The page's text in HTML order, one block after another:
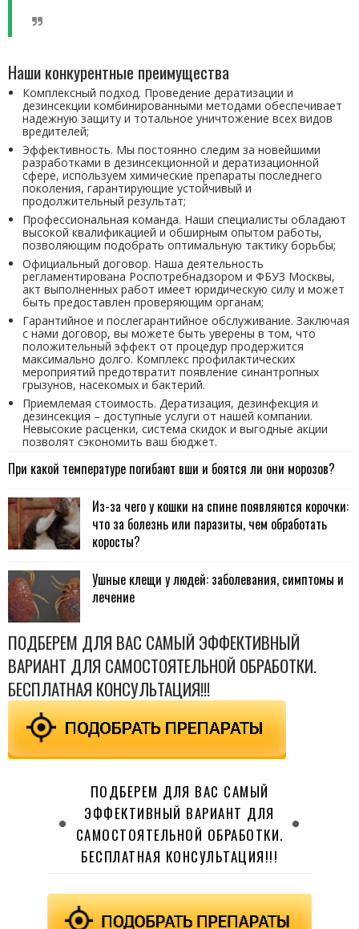
Наши конкурентные преимущества
Комплексный подход. Проведение дератизации и
дезинсекции комбинированными методами обеспечивает
надежную защиту и тотальное уничтожение всех видов
вредителей;
Эффективность. Мы постоянно следим за новейшими
разработками в дезинсекционной и дератизационной
сфере, используем химические препараты последнего
поколения, гарантирующие устойчивый и
продолжительный результат;
Профессиональная команда. Наши специалисты обладают
высокой квалификацией и обширным опытом работы,
позволяющим подобрать оптимальную тактику борьбы;
Официальный договор. Наша деятельность
регламентирована Роспотребнадзором и ФБУЗ Москвы,
акт выполненных работ имеет юридическую силу и может
быть предоставлен проверяющим органам;
Гарантийное и послегарантийное обслуживание. Заключая
с нами договор, вы можете быть уверены в том, что
положительный эффект от процедур продержится
максимально долго. Комплекс профилактических
мероприятий предотвратит появление синантропных
грызунов, насекомых и бактерий.
Приемлемая стоимость. Дератизация, дезинфекция и
дезинсекция – доступные услуги от нашей компании.
Невысокие расценки, система скидок и выгодные акции
позволят сэкономить ваш бюджет.
При какой температуре погибают вши и боятся ли они морозов?
Из-за чего у кошки на спине появляются корочки:
что за болезнь или паразиты, чем обработать
коросты?
Ушные клещи у людей: заболевания, симптомы и
лечение
ПОДБЕРЕМ ДЛЯ ВАС САМЫЙ ЭФФЕКТИВНЫЙ
ВАРИАНТ ДЛЯ САМОСТОЯТЕЛЬНОЙ ОБРАБОТКИ.
БЕСПЛАТНАЯ КОНСУЛЬТАЦИЯ!!!
ПОДБЕРЕМ ДЛЯ ВАС САМЫЙ
ЭФФЕКТИВНЫЙ ВАРИАНТ ДЛЯ
САМОСТОЯТЕЛЬНОЙ ОБРАБОТКИ.
БЕСПЛАТНАЯ КОНСУЛЬТАЦИЯ!!!